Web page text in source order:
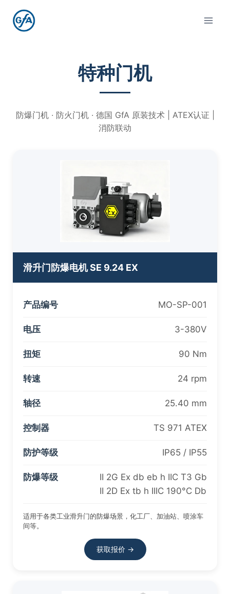
特种门机
防爆门机 · 防火门机 · 德国 GfA 原装技术 | ATEX认证 |
消防联动
滑升门防爆电机 SE 9.24 EX
产品编号 MO-SP-001
电压 3-380V
扭矩 90 Nm
转速 24 rpm
轴径 25.40 mm
控制器 TS 971 ATEX
防护等级 IP65 / IP55
防爆等级
II 2G Ex db eb h IIC T3 Gb
II 2D Ex tb h IIIC 190°C Db
适用于各类工业滑升门的防爆场景，化工厂、加油站、喷涂车
间等。
获取报价 →